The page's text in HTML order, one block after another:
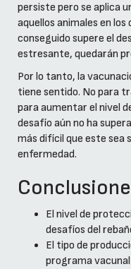
persiste pero se aplica
aquellos animales en
conseguido supere el
estresante, quedarán
Por lo tanto, la
tiene sentido. No para
para aumentar el nivel
desafío aún no ha
más difícil que este sea
enfermedad.
El nivel de
desafíos del
El tipo de
programa